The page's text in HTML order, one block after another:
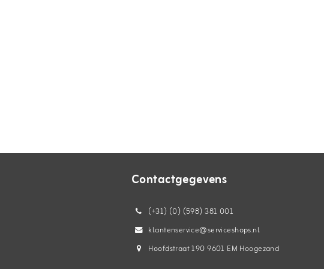
Contactgegevens
(+31) (0) (598) 381 001
klantenservice@serviceshops.nl
Hoofdstraat 190 9601 EM Hoogezand